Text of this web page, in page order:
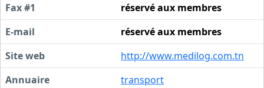
Fax #1
réservé aux membres
E-mail
réservé aux membres
Site web
http://www.medilog.com.tn
Annuaire
transport